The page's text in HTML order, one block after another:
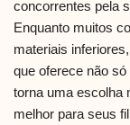
concorrentes pela
Enquanto muitos
materiais
que oferece não
torna uma escolha
melhor para seus